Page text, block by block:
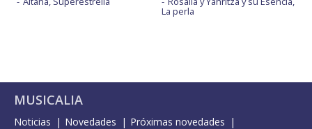
La perla
MUSICALIA
Noticias Novedades
Próximas novedades